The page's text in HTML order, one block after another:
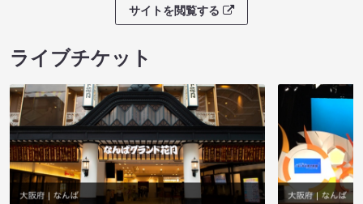
サイトを閲覧する
ライブチケット